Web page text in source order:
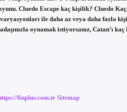
Cluedo Escape kaç kişilik? Cluedo
ile daha az veya daha fazla
oynamak istiyorsanız, Catan’ı
finplus.com.tr Sitemap